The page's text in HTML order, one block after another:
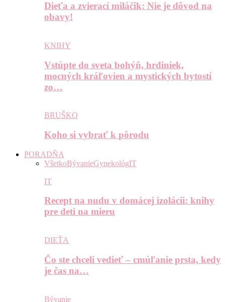
Dieťa a zvierací miláčik: Nie je dôvod na
obavy!
KNIHY
Vstúpte do sveta bohýň, hrdiniek,
mocných kráľovien a mystických bytostí
zo…
BRUŠKO
Koho si vybrať k pôrodu
PORADŇA
VšetkoBývanieGynekológIT
IT
Recept na nudu v domácej izolácii: knihy
pre deti na mieru
DIEŤA
Čo ste chceli vedieť – cmúľanie prsta, kedy
je čas na…
Bývanie